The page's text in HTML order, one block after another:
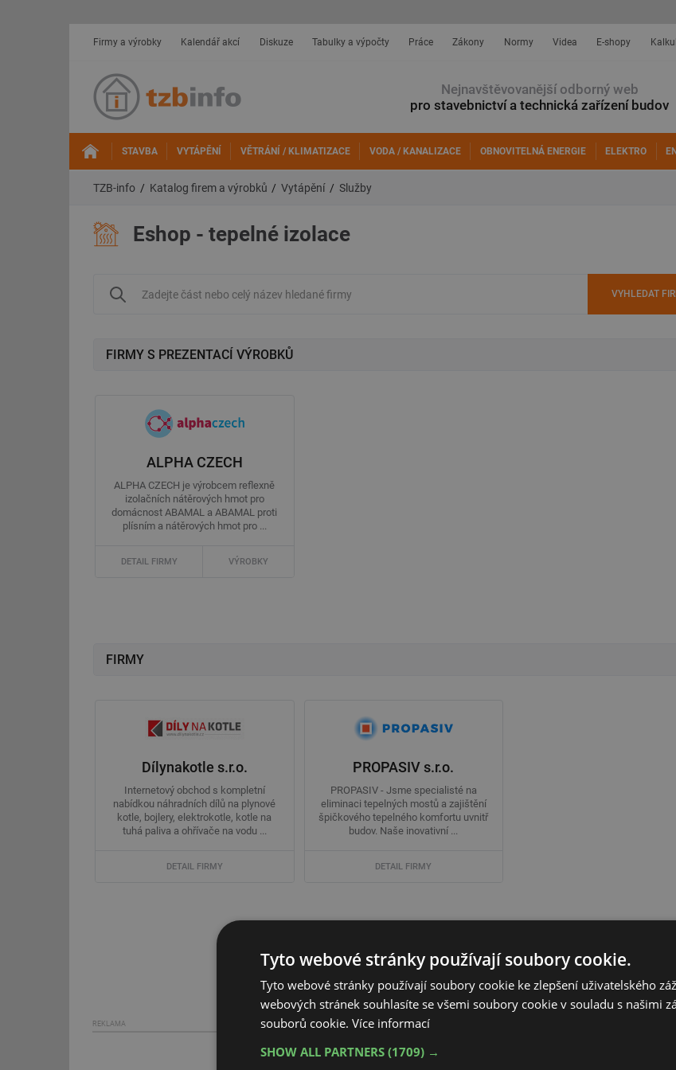
Firmy a výrobky Kalendář akcí Diskuze Tabulky a výpočty Práce Zákony Normy Videa E-shopy
Nejnavštěvovanější odborný web
pro stavebnictví a technická zařízení budov
STAVBA VYTÁPĚNÍ VĚTRÁNÍ / KLIMATIZACE VODA / KANALIZACE OBNOVITELNÁ ENERGIE ELEKTRO
TZB-info Katalog firem a výrobků Vytápění Služby
Eshop - tepelné izolace
FIRMY S PREZENTACÍ VÝROBKŮ
ALPHA CZECH
ALPHA CZECH je výrobcem reflexně
izolačních nátěrových hmot pro
domácnost ABAMAL a ABAMAL proti
plísním a nátěrových hmot pro ...
DETAIL FIRMY VÝROBKY
FIRMY
Dílynakotle s.r.o.
Internetový obchod s kompletní
nabídkou náhradních dílů na plynové
kotle, bojlery, elektrokotle, kotle na
tuhá paliva a ohřívače na vodu ...
DETAIL FIRMY
PROPASIV s.r.o.
PROPASIV - Jsme specialisté na
eliminaci tepelných mostů a zajištění
špičkového tepelného komfortu uvnitř
budov. Naše inovativní ...
DETAIL FIRMY
REKLAMA
Tyto webové stránky používají soubory cookie.
Tyto webové stránky používají soubory cookie ke zlepšení uživatelského
webových stránek souhlasíte se všemi soubory cookie v souladu s našimi
souborů cookie. Více informací
SHOW ALL PARTNERS (1709) →